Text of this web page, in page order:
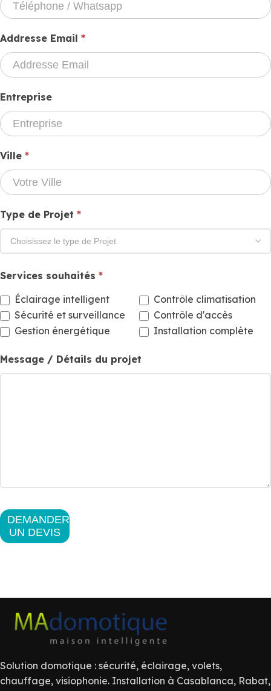
Addresse Email *
Entreprise
Ville *
Type de Projet *
Services souhaités *
Éclairage intelligent
Contrôle climatisation
Sécurité et surveillance
Contrôle d'accès
Gestion énergétique
Installation complète
Message / Détails du projet
DEMANDER
UN DEVIS
Solution domotique : sécurité, éclairage, volets,
chauffage, visiophonie. Installation à Casablanca, Rabat,